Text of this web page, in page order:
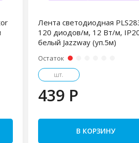
Лента светодиодная
120 диодов/м, 12 Вт/м,
белый Jazzway (уп.5м)
Остаток
шт.
439 P
В КОРЗИНУ